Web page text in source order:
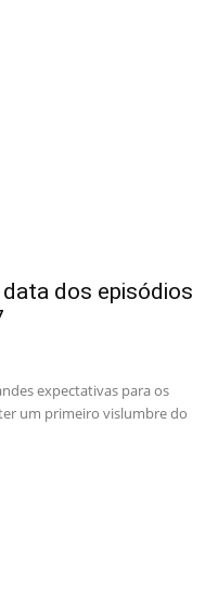
dos episódios
expectativas para os
um primeiro vislumbre do